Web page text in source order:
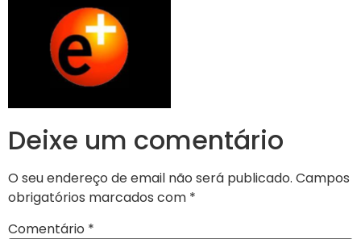
Deixe um comentário
O seu endereço de email não será publicado. Campos
obrigatórios marcados com *
Comentário *